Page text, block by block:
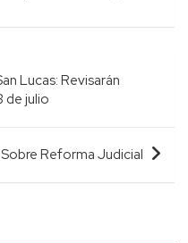
Lucas: Revisarán
de julio
Reforma Judicial